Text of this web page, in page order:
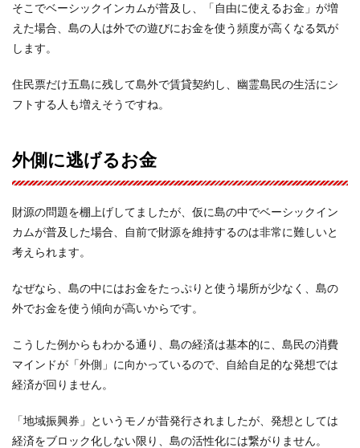
そこでベーシックインカムが普及し、「自由に使えるお金」が増
えた場合、島の人は外での遊びにお金を使う頻度が高くなる気が
します。
住民票だけ五島に残して島外で賃貸契約し、幽霊島民の生活にシ
フトする人も増えそうですね。
外側に逃げるお金
財源の問題を棚上げしてましたが、仮に島の中でベーシックイン
カムが普及した場合、自前で財源を維持するのは非常に難しいと
考えられます。
なぜなら、島の中にはお金をたっぷりと使う場所が少なく、島の
外でお金を使う傾向が高いからです。
こうした例からもわかる通り、島の経済は基本的に、島民の消費
マインドが「外側」に向かっているので、自給自足的な発想では
経済が回りません。
「地域振興券」というモノが昔発行されましたが、発想としては
経済をブロック化しない限り、島の活性化には繋がりません。